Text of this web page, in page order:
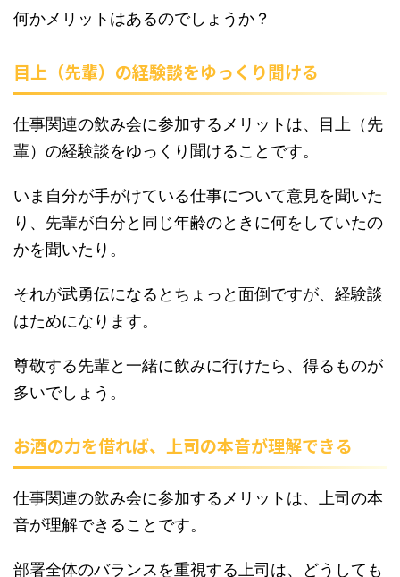
何かメリットはあるのでしょうか？
目上（先輩）の経験談をゆっくり聞ける
仕事関連の飲み会に参加するメリットは、目上（先
輩）の経験談をゆっくり聞けることです。
いま自分が手がけている仕事について意見を聞いた
り、先輩が自分と同じ年齢のときに何をしていたの
かを聞いたり。
それが武勇伝になるとちょっと面倒ですが、経験談
はためになります。
尊敬する先輩と一緒に飲みに行けたら、得るものが
多いでしょう。
お酒の力を借れば、上司の本音が理解できる
仕事関連の飲み会に参加するメリットは、上司の本
音が理解できることです。
部署全体のバランスを重視する上司は、どうしても